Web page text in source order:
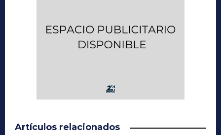
Artículos relacionados